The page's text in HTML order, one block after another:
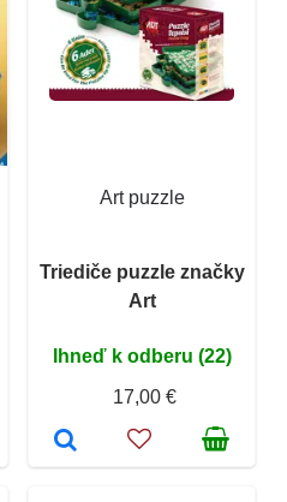
Art puzzle
Triediče puzzle značky
Art
Ihneď k odberu (22)
17,00 €